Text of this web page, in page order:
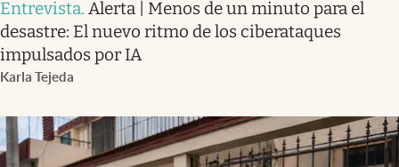
Entrevista. Alerta | Menos de un minuto para el
desastre: El nuevo ritmo de los ciberataques
impulsados por IA
Karla Tejeda